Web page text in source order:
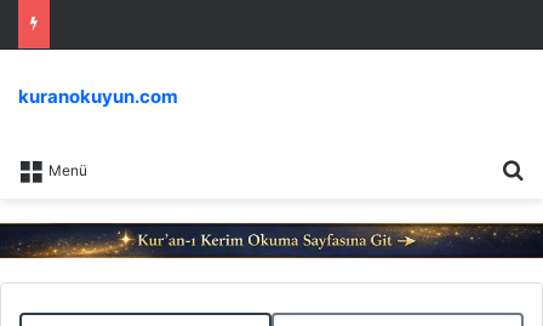
Menü
kuranokuyun.com